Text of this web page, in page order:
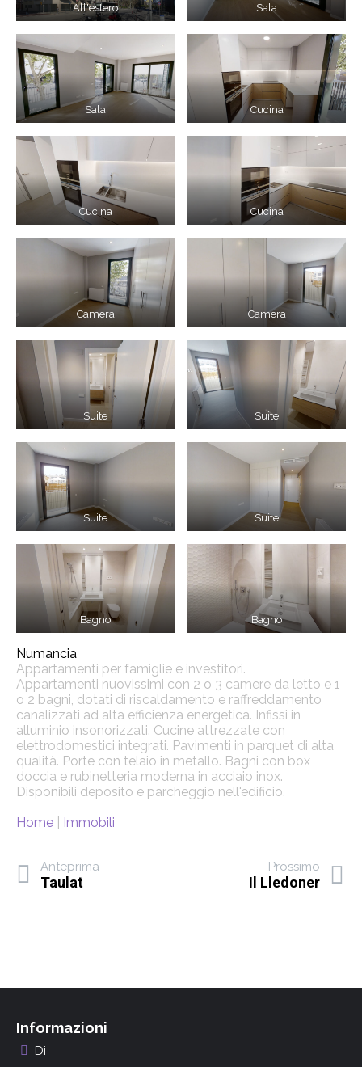
All'estero Sala
Sala Cucina
Cucina Cucina
Camera Camera
Suite Suite
Suite Suite
Bagno Bagno
Numancia
Appartamenti per famiglie e investitori.
Appartamenti nuovissimi con 2 o 3 camere da letto e 1
o 2 bagni, dotati di riscaldamento e raffreddamento
canalizzati ad alta efficienza energetica. Infissi in
alluminio insonorizzati. Cucine attrezzate con
elettrodomestici integrati. Pavimenti in parquet di alta
qualità. Porte con telaio in metallo. Bagni con box
doccia e rubinetteria moderna in acciaio inox.
Disponibili deposito e parcheggio nell'edificio.
Home
Immobili
Anteprima
Taulat
Prossimo
Il Lledoner
Informazioni
Di